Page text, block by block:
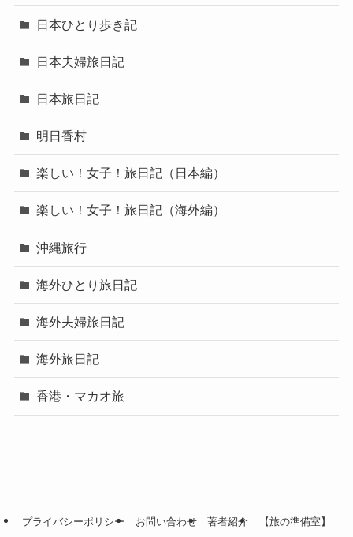
日本ひとり歩き記
日本夫婦旅日記
日本旅日記
明日香村
楽しい！女子！旅日記（日本編）
楽しい！女子！旅日記（海外編）
沖縄旅行
海外ひとり旅日記
海外夫婦旅日記
海外旅日記
香港・マカオ旅
プライバシーポリシー お問い合わせ 著者紹介 【旅の準備室】